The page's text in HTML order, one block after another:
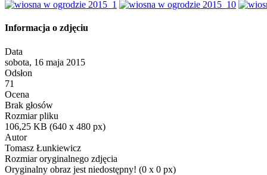
Informacja o zdjęciu
Data
sobota, 16 maja 2015
Odsłon
71
Ocena
Brak głosów
Rozmiar pliku
106,25 KB (640 x 480 px)
Autor
Tomasz Łunkiewicz
Rozmiar oryginalnego zdjęcia
Oryginalny obraz jest niedostępny! (0 x 0 px)